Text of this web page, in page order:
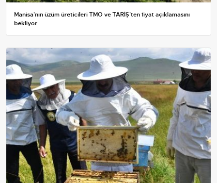
Manisa'nın üzüm üreticileri TMO ve TARİŞ'ten fiyat açıklamasını
bekliyor